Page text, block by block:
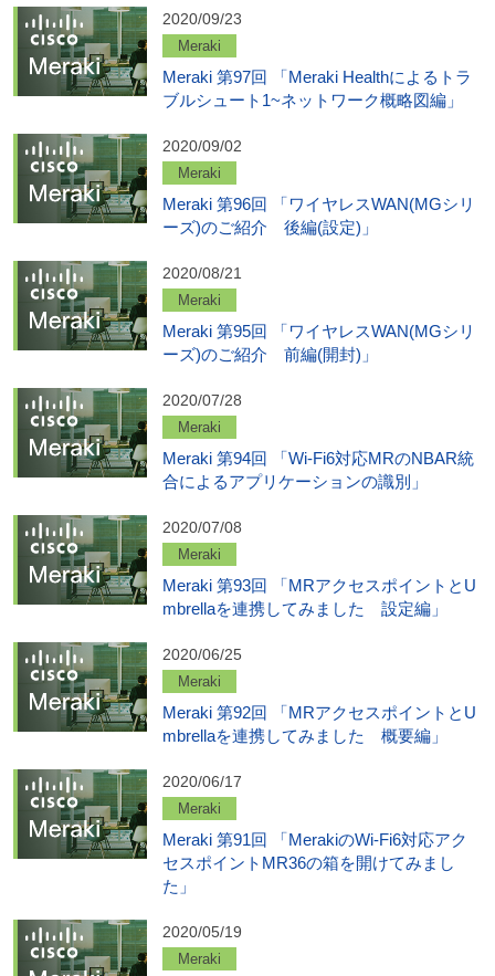
2020/09/23
Meraki
Meraki 第97回 「Meraki Healthによるトラ
ブルシュート1~ネットワーク概略図編」
2020/09/02
Meraki
Meraki 第96回 「ワイヤレスWAN(MGシリ
ーズ)のご紹介 後編(設定)」
2020/08/21
Meraki
Meraki 第95回 「ワイヤレスWAN(MGシリ
ーズ)のご紹介 前編(開封)」
2020/07/28
Meraki
Meraki 第94回 「Wi-Fi6対応MRのNBAR統
合によるアプリケーションの識別」
2020/07/08
Meraki
Meraki 第93回 「MRアクセスポイントとU
mbrellaを連携してみました 設定編」
2020/06/25
Meraki
Meraki 第92回 「MRアクセスポイントとU
mbrellaを連携してみました 概要編」
2020/06/17
Meraki
Meraki 第91回 「MerakiのWi-Fi6対応アク
セスポイントMR36の箱を開けてみまし
た」
2020/05/19
Meraki